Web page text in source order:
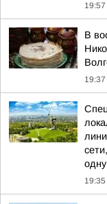
19:57
В
19:37
19:35